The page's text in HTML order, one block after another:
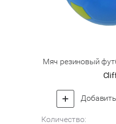
Мяч резиновый
Количество: